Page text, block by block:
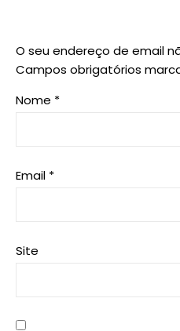
O seu endereço de email
Campos obrigatórios
Nome *
Email *
Site